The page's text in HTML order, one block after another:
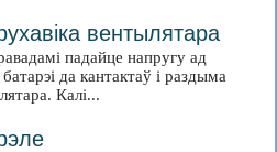
вентылятара
падайце напругу ад
да кантактаў і раздыма
Калі...